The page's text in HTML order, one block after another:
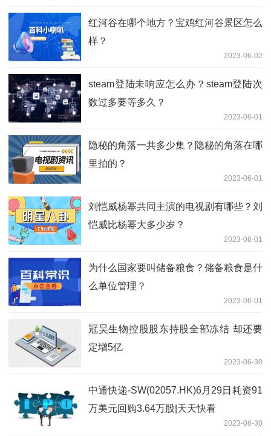
红河谷在哪个地方？宝鸡红河谷景区怎么
样？
2023-06-02
steam登陆未响应怎么办？steam登陆次
数过多要等多久？
2023-06-01
隐秘的角落一共多少集？隐秘的角落在哪
里拍的？
2023-06-01
刘恺威杨幂共同主演的电视剧有哪些？刘
恺威比杨幂大多少岁？
2023-06-01
为什么国家要叫储备粮食？储备粮食是什
么单位管理？
2023-06-01
冠昊生物控股股东持股全部冻结 却还要
定增5亿
2023-06-30
中通快递-SW(02057.HK)6月29日耗资91
万美元回购3.64万股|天天快看
2023-06-30